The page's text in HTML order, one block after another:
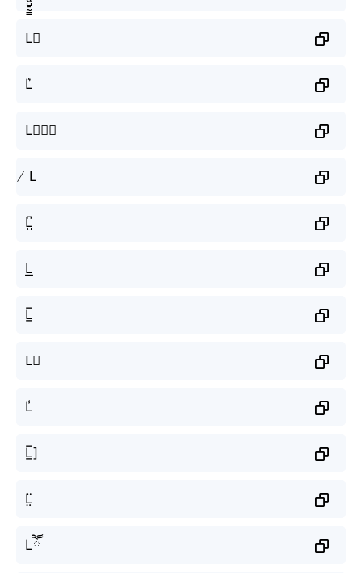
L⃗
L͛
L⃒⃒⃒
̸ L
L̺͆
L͟
L̲̅
L⃣
L̾
L̲̅]
L̤̈
Lཽ